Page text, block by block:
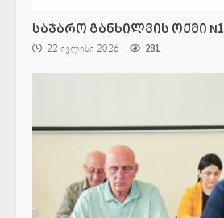
საჯარო განხილვის ოქმი N1
22 ივლისი 2026 281